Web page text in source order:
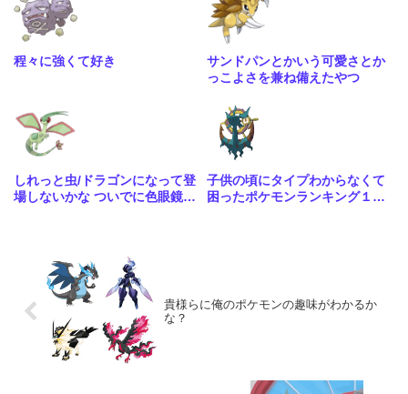
程々に強くて好き
サンドパンとかいう可愛さとか
っこよさを兼ね備えたやつ
しれっと虫/ドラゴンになって登
場しないかな ついでに色眼鏡辺
子供の頃にタイプわからなくて
困ったポケモンランキング１位
貴様らに俺のポケモンの趣味がわかるか
な？